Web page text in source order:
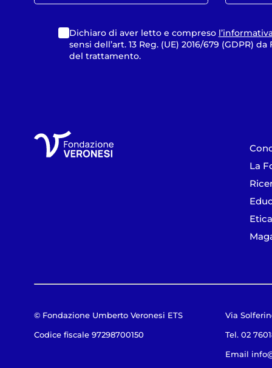
Dichiaro di aver letto e compreso
sensi dell’art. 13 Reg. (UE) 2016/679 (GDPR)
del trattamento.
La
© Fondazione Umberto Veronesi ETS
Codice fiscale 97298700150
Via
Tel. 02
Email